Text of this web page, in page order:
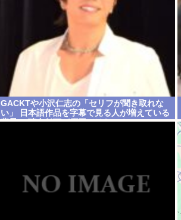
GACKTや小沢仁志の「セリフが聞き取れな
い」 日本語作品を字幕で見る人が増えている
背景… 聴力低下が原因ではない？